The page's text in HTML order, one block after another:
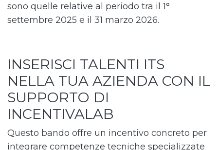
sono quelle relative al periodo tra il 1°
settembre 2025 e il 31 marzo 2026.
INSERISCI TALENTI ITS
NELLA TUA AZIENDA CON IL
SUPPORTO DI
INCENTIVALAB
Questo bando offre un incentivo concreto per
integrare competenze tecniche specializzate